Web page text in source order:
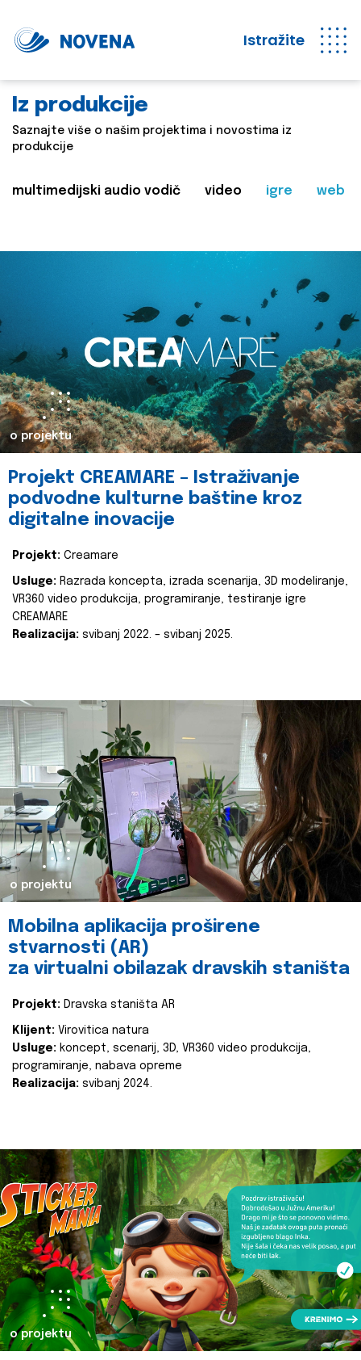
Istražite
Iz produkcije
Saznajte više o našim projektima i novostima iz
produkcije
multimedijski audio vodič video igre web
o projektu
Projekt CREAMARE – Istraživanje
podvodne kulturne baštine kroz
digitalne inovacije
Projekt: Creamare
Usluge: Razrada koncepta, izrada scenarija, 3D modeliranje,
VR360 video produkcija, programiranje, testiranje igre
CREAMARE
Realizacija: svibanj 2022. – svibanj 2025.
o projektu
Mobilna aplikacija proširene
stvarnosti (AR)
za virtualni obilazak dravskih staništa
Projekt: Dravska staništa AR
Klijent: Virovitica natura
Usluge: koncept, scenarij, 3D, VR360 video produkcija,
programiranje, nabava opreme
Realizacija: svibanj 2024.
o projektu